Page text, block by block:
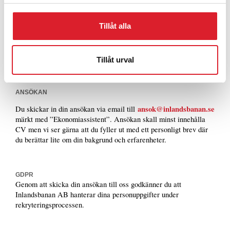
Tillåt alla
Tillåt urval
friskvårdbidrag, friskvårdstimme och sjukvårdsförsäkring
Tjänsten innebär ett vikariat med start 2024-11-01 (startdatum
kan diskuteras) till och med 2025-06-30. Månadslön enligt
ANSÖKAN
Du skickar in din ansökan via email till ansok@inlandsbanan.se
märkt med ”Ekonomiassistent”. Ansökan skall minst innehålla
CV men vi ser gärna att du fyller ut med ett personligt brev där
du berättar lite om din bakgrund och erfarenheter.
GDPR
Genom att skicka din ansökan till oss godkänner du att
Inlandsbanan AB hanterar dina personuppgifter under
rekryteringsprocessen.